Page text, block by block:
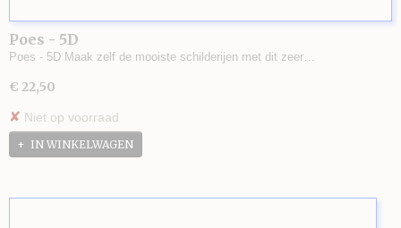
Poes - 5D
Poes - 5D Maak zelf de mooiste schilderijen met dit zeer…
€ 22,50
✘ Niet op voorraad
IN WINKELWAGEN